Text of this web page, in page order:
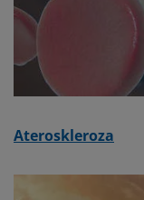
Ateroskleroza